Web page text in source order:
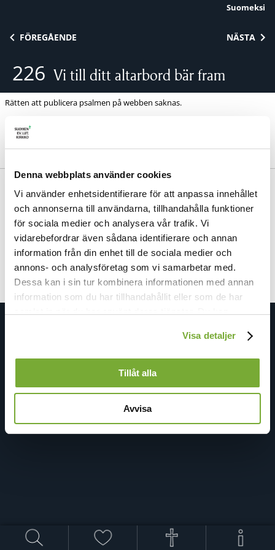
Denna webbplats använder cookies
Vi använder enhetsidentifierare för att anpassa innehållet
och annonserna till användarna, tillhandahålla funktioner
för sociala medier och analysera vår trafik. Vi
vidarebefordrar även sådana identifierare och annan
information från din enhet till de sociala medier och
annons- och analysföretag som vi samarbetar med.
Dessa kan i sin tur kombinera informationen med annan
information som du har tillhandahållit eller som de har
-länken i nedre delen
Visa detaljer
Tillåt alla
Avvisa
Suomeksi
FÖREGÅENDE NÄSTA
226 Vi till ditt altarbord bär fram
Rätten att publicera psalmen på webben saknas.
Anders Frostenson 1962, 1973. | Melodi: Carl Nielsen
1915.
Samma melodi:434
Avdelning:Nattvarden